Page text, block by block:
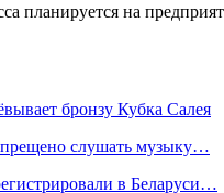
планируется на
бронзу Кубка Салея
слушать музыку…
в Беларуси…